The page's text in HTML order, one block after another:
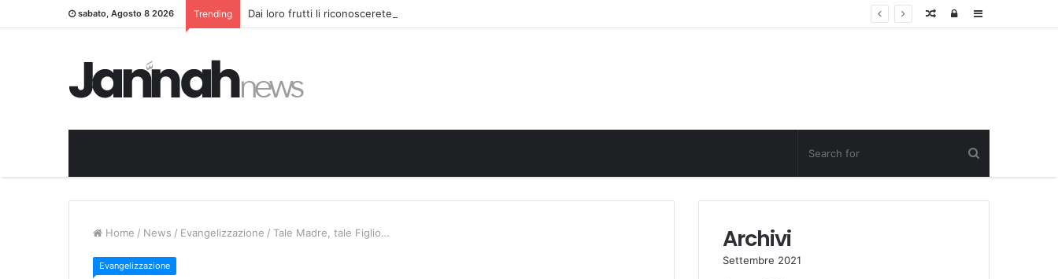
sabato, Agosto 8 2026 Trending Dai loro frutti li riconoscerete Sidebar
Log
Random
Home / News / Evangelizzazione / Tale Madre, tale Figlio…
Evangelizzazione
Archivi
Settembre 2021